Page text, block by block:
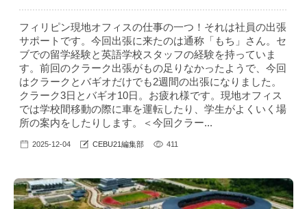
フィリピン現地オフィスの仕事の一つ！それは社員の出張
サポートです。今回出張に来たのは通称「もち」さん。セ
ブでの留学経験と英語学校スタッフの経験を持っていま
す。前回のクラーク出張がもの足りなかったようで、今回
はクラークとバギオだけでも2週間の出張になりました。
クラーク3日とバギオ10日。お疲れ様です。現地オフィス
では学校間移動の際に車を運転したり、学生がよくいく場
所の案内をしたりします。＜今回クラー...
2025-12-04 CEBU21編集部 411